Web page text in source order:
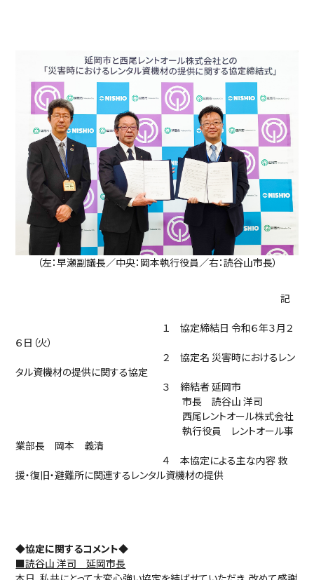
（左：早瀬副議長／中央：岡本執行役員／右：読谷山市長）
記
１ 協定締結日 令和６年３月２
６日（火）
２ 協定名 災害時におけるレン
タル資機材の提供に関する協定
３ 締結者 延岡市
市長 読谷山 洋司
西尾レントオール株式会社
執行役員 レントオール事
業部長 岡本 義清
４ 本協定による主な内容 救
援・復旧・避難所に関連するレンタル資機材の提供
◆協定に関するコメント◆
■読谷山 洋司 延岡市長